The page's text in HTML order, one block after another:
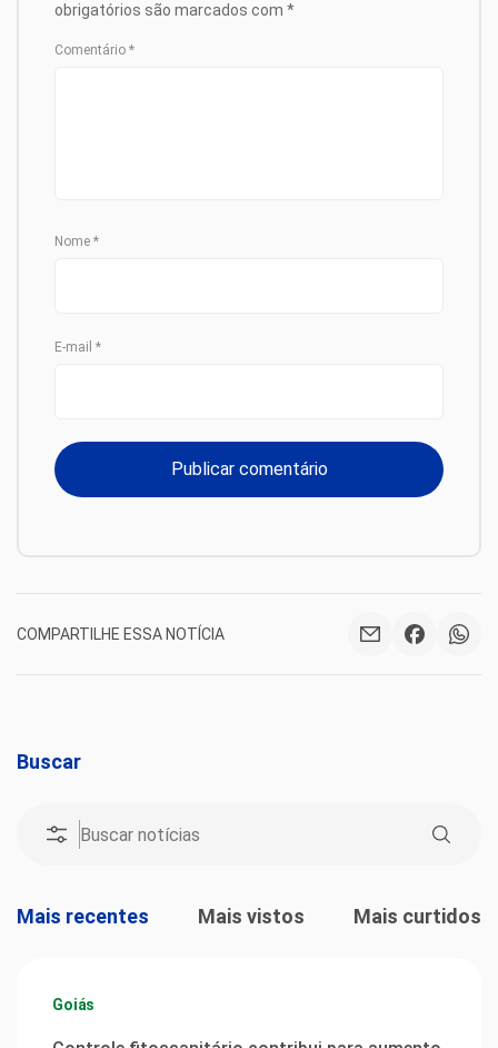
obrigatórios são marcados com *
Comentário *
Nome *
E-mail *
COMPARTILHE ESSA NOTÍCIA
Buscar
Mais recentes Mais vistos Mais curtidos
Goiás